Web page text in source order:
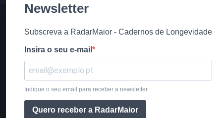
Newsletter
Subscreva a RadarMaior - Cadernos de Longevidade
Insira o seu e-mail
Indique o seu email para receber a newsletter.
Quero receber a RadarMaior